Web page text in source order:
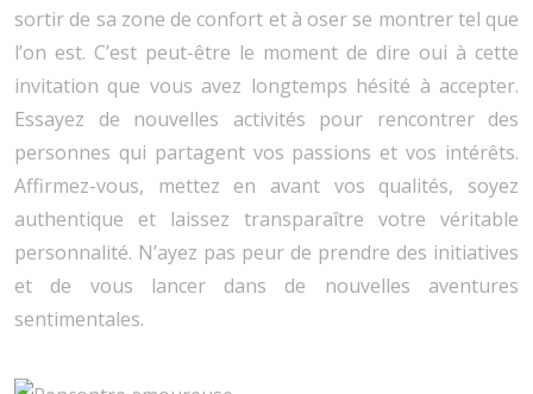
sortir de sa zone de confort et à oser se montrer tel que
l’on est. C’est peut-être le moment de dire oui à cette
invitation que vous avez longtemps hésité à accepter.
Essayez de nouvelles activités pour rencontrer des
personnes qui partagent vos passions et vos intérêts.
Affirmez-vous, mettez en avant vos qualités, soyez
authentique et laissez transparaître votre véritable
personnalité. N’ayez pas peur de prendre des initiatives
et de vous lancer dans de nouvelles aventures
sentimentales.